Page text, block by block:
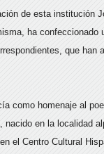
de esta institución
ha confeccionado
que han
como homenaje al
nacido en la localidad
el Centro Cultural